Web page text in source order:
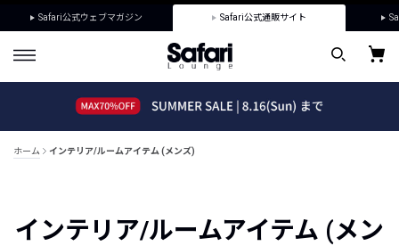
Safari公式ウェブマガジン Safari公式通販サイト
ホーム インテリア/ルームアイテム (メンズ)
インテリア/ルームアイテム (メン